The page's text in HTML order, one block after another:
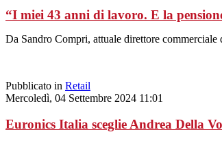
“I miei 43 anni di lavoro. E la
Da Sandro Compri, attuale direttore
Pubblicato in Retail
Mercoledì, 04 Settembre 2024 11:01
Euronics Italia sceglie Andrea Della